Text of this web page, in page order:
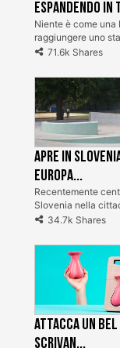
espandendo
Niente è come una
raggiungere uno
71.6k Shares
Apre in
Europa...
Recentemente
Slovenia nella
34.7k Shares
Attacca un
scrivan...